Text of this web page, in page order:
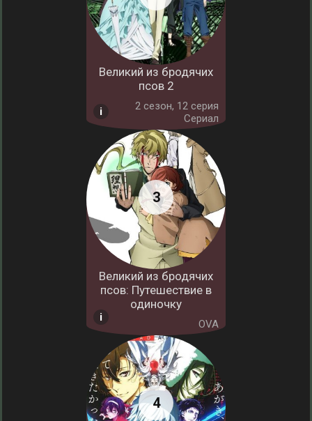
Великий из бродячих
псов 2
2 cезон, 12 серия
Сериал
Великий из бродячих
псов: Путешествие в
одиночку
OVA